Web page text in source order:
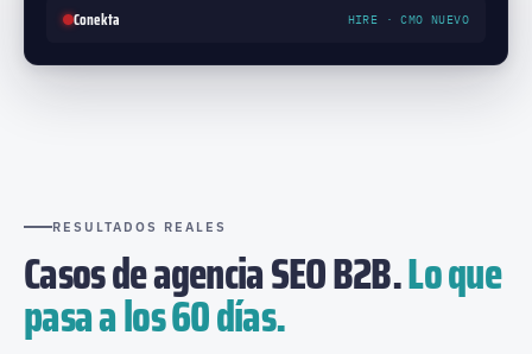
Conekta HIRE · CMO NUEVO
RESULTADOS REALES
Casos de agencia SEO B2B.Lo que
pasa a los 60 días.